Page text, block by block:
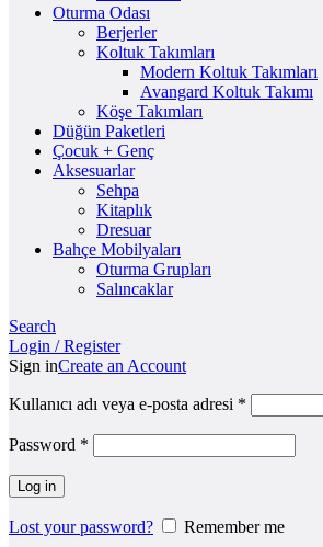
Oturma Odası
Berjerler
Koltuk Takımları
Modern Koltuk Takımları
Avangard Koltuk Takımı
Köşe Takımları
Düğün Paketleri
Çocuk + Genç
Aksesuarlar
Sehpa
Kitaplık
Dresuar
Bahçe Mobilyaları
Oturma Grupları
Salıncaklar
Search
Login / Register
Sign inCreate an Account
Kullanıcı adı veya e-posta adresi *
Password *
Log in
Lost your password? Remember me